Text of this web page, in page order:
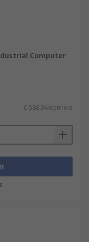
Computer
€ 588,34/eenheid